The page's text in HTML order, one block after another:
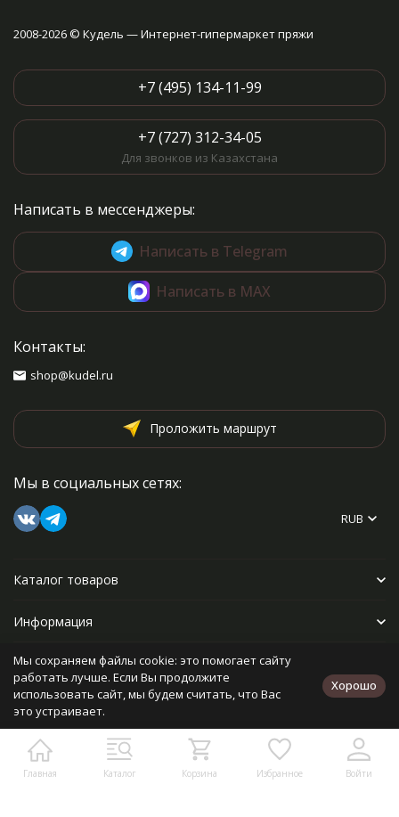
Главная Каталог Корзина Избранное Войти
2008-2026 © Кудель — Интернет-гипермаркет пряжи
+7 (495) 134-11-99
+7 (727) 312-34-05
Для звонков из Казахстана
Написать в мессенджеры:
Написать в Telegram
Написать в MAX
Контакты:
shop@kudel.ru
Проложить маршрут
Мы в социальных сетях:
RUB
Каталог товаров
Информация
Прочее
Политика персональных данных
Разработано в
bodysite.ru
Мы сохраняем файлы cookie: это помогает сайту
работать лучше. Если Вы продолжите
использовать сайт, мы будем считать, что Вас
это устраивает.
Хорошо